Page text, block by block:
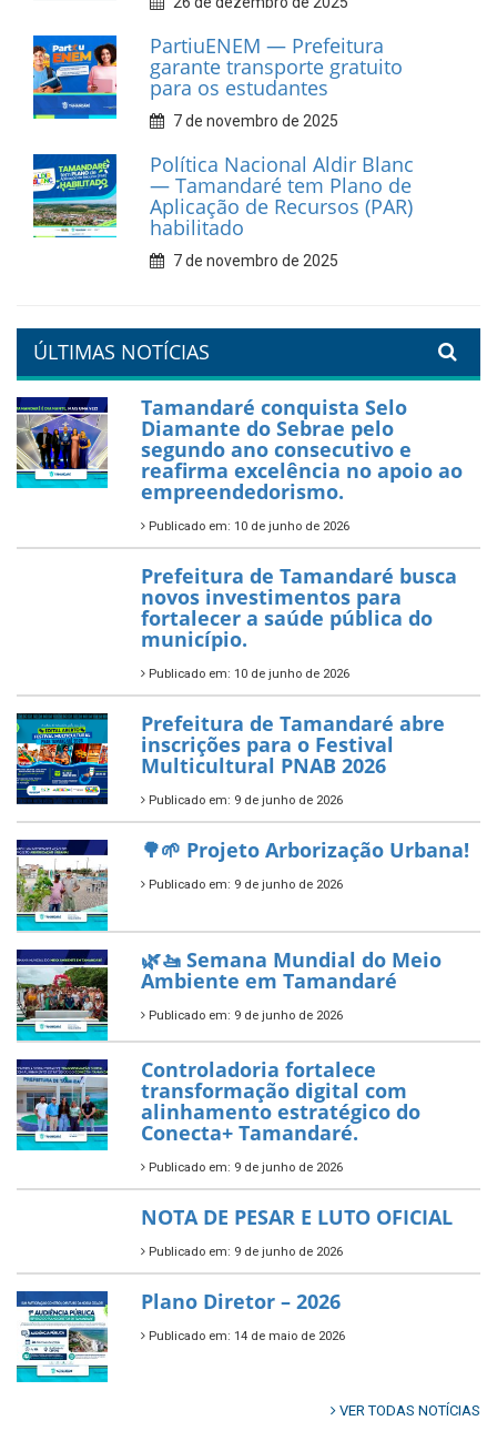
Prefeitura de Tamandaré
fortalece apoio aos
catadores de materiais
recicláveis
9 de fevereiro de 2026
Prefeitura de Tamandaré
reforça diálogo e
compromisso com a
valorização da educação
7 de fevereiro de 2026
orla da cidade.
PartiuENEM — Prefeitura
garante transporte gratuito
para os estudantes
7 de novembro de 2025
Política Nacional Aldir Blanc
— Tamandaré tem Plano de
Aplicação de Recursos (PAR)
habilitado
7 de novembro de 2025
ÚLTIMAS NOTÍCIAS
Tamandaré conquista Selo
Diamante do Sebrae pelo
segundo ano consecutivo e
reafirma excelência no apoio ao
empreendedorismo.
Publicado em: 10 de junho de 2026
novos investimentos para
fortalecer a saúde pública do
município.
Publicado em: 10 de junho de 2026
Prefeitura de Tamandaré abre
inscrições para o Festival
Multicultural PNAB 2026
Publicado em: 9 de junho de 2026
🌳🌱 Projeto Arborização Urbana!
Publicado em: 9 de junho de 2026
🌿🚤 Semana Mundial do Meio
Ambiente em Tamandaré